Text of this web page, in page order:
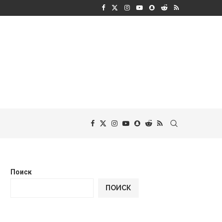
Поиск
ПОИСК